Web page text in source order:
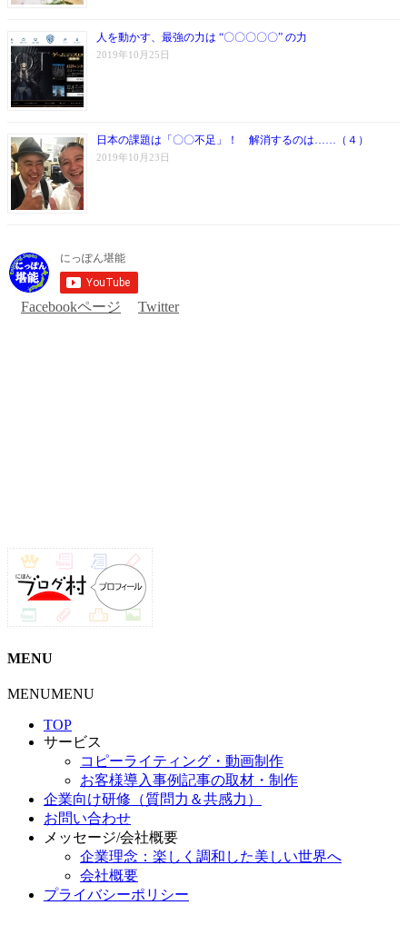
人を動かす、最強の力は “〇〇〇〇〇” の力
2019年10月25日
日本の課題は「〇〇不足」！ 解消するのは……（４）
2019年10月23日
Facebookページ Twitter
MENU
MENUMENU
TOP
サービス
コピーライティング・動画制作
お客様導入事例記事の取材・制作
企業向け研修（質問力＆共感力）
お問い合わせ
メッセージ/会社概要
企業理念：楽しく調和した美しい世界へ
会社概要
プライバシーポリシー